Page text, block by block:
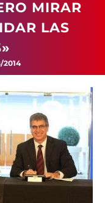
MIRAR
LAS
2014